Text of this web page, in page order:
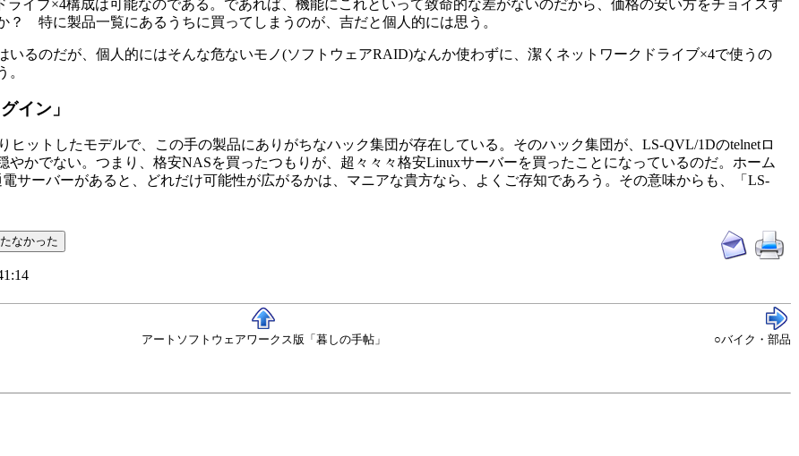
ライブ×4構成は可能なのである。であれば、機能にこれといって致命的な差がないのだから、価格の安い方をチョイスす
？ 特に製品一覧にあるうちに買ってしまうのが、吉だと個人的には思う。
いるのだが、個人的にはそんな危ないモノ(ソフトウェアRAID)なんか使わずに、潔くネットワークドライブ×4で使うの
。
イン」
ヒットしたモデルで、この手の製品にありがちなハック集団が存在している。そのハック集団が、LS-QVL/1Dのtelnetロ
やかでない。つまり、格安NASを買ったつもりが、超々々々格安Linuxサーバーを買ったことになっているのだ。ホーム
サーバーがあると、どれだけ可能性が広がるかは、マニアな貴方なら、よくご存知であろう。その意味からも、「LS-
アートソフトウェアワークス版「暮しの手帖」 ○バイク・部品